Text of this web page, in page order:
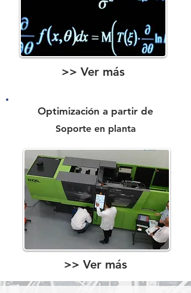
>> Ver más
Soporte en planta
Optimización a partir de
>> Ver más